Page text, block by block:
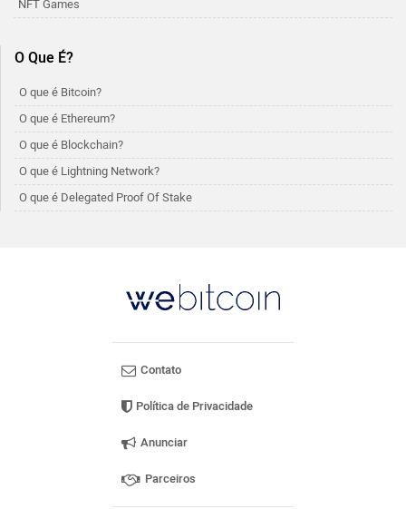
NFT Games
O Que É?
O que é Bitcoin?
O que é Ethereum?
O que é Blockchain?
O que é Lightning Network?
O que é Delegated Proof Of Stake
Contato
Política de Privacidade
Anunciar
Parceiros